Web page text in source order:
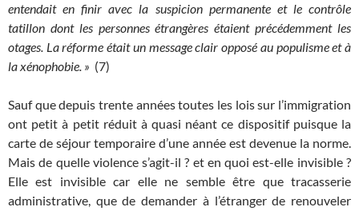
entendait en finir avec la suspicion permanente et le contrôle
tatillon dont les personnes étrangères étaient précédemment les
otages. La réforme était un message clair opposé au populisme et à
la xénophobie. » (7)
Sauf que depuis trente années toutes les lois sur l’immigration
ont petit à petit réduit à quasi néant ce dispositif puisque la
carte de séjour temporaire d’une année est devenue la norme.
Mais de quelle violence s’agit-il ? et en quoi est-elle invisible ?
Elle est invisible car elle ne semble être que tracasserie
administrative, que de demander à l’étranger de renouveler